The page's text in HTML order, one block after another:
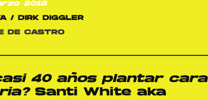
2016
/ DIRK DIGGLER
DE CASTRO
40 años plantar cara
Santi White aka